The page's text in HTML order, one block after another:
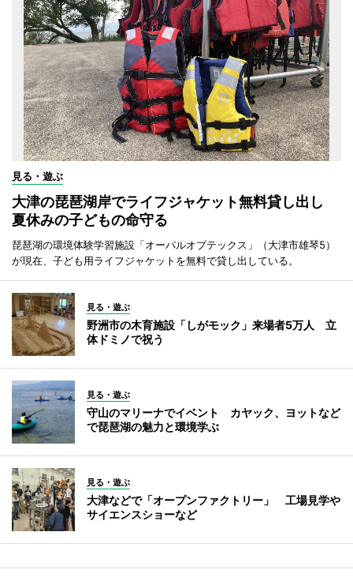
見る・遊ぶ
大津の琵琶湖岸でライフジャケット無料貸し出し
夏休みの子どもの命守る
琵琶湖の環境体験学習施設「オーパルオプテックス」（大津市雄琴5）
が現在、子ども用ライフジャケットを無料で貸し出している。
見る・遊ぶ
野洲市の木育施設「しがモック」来場者5万人 立
体ドミノで祝う
見る・遊ぶ
守山のマリーナでイベント カヤック、ヨットなど
で琵琶湖の魅力と環境学ぶ
見る・遊ぶ
大津などで「オープンファクトリー」 工場見学や
サイエンスショーなど